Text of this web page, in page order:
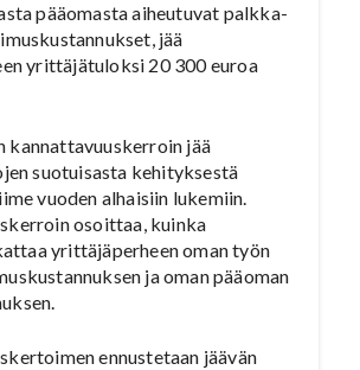
pääomasta aiheutuvat palkka-
jää
yrittäjätuloksi 20 300 euroa
kannattavuuskerroin jää
suotuisasta kehityksestä
vuoden alhaisiin lukemiin.
osoittaa, kuinka
yrittäjäperheen oman työn
ja oman pääoman
ennustetaan jäävän